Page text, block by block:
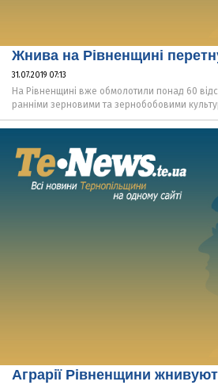
Жнива на Рівненщині
31.07.2019 07:13
На Рівненщині вже обмолотили понад 60
ранніми зерновими та зернобобовими
Аграрії Рівненщини